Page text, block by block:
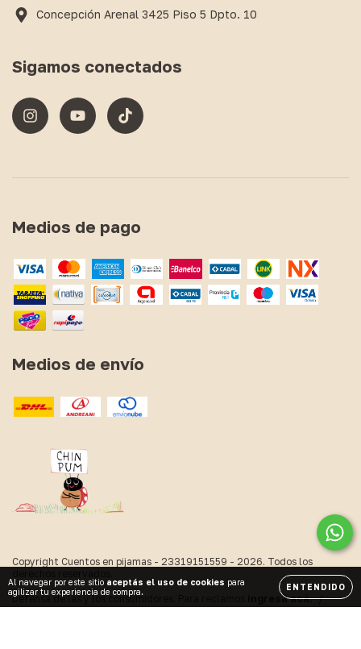
Al navegar por este sitio aceptás el uso de cookies para
agilizar tu experiencia de compra.
ENTENDIDO
Concepción Arenal 3425 Piso 5 Dpto. 10
Sigamos conectados
Medios de pago
Medios de envío
Copyright Cuentos en pijamas - 23319151559 - 2026. Todos los
Defensa de las y los consumidores. Para reclamos ingresá acá. /